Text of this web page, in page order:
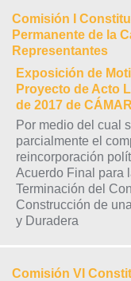
Comisión I
Permanente de la
Representantes
Exposición de
Proyecto de Acto
de 2017 de
Por medio del cual
parcialmente el
reincorporación
Acuerdo Final para
Terminación del
Construcción de
y Duradera
Comisión VI